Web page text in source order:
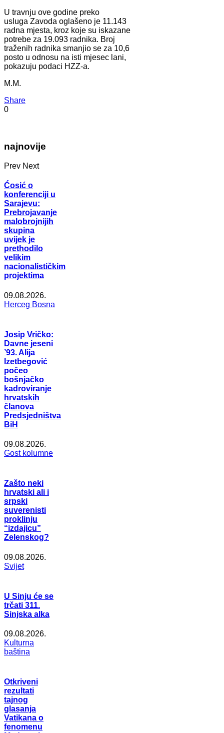
U travnju ove godine preko
usluga Zavoda oglašeno je 11.143
radna mjesta, kroz koje su iskazane
potrebe za 19.093 radnika. Broj
traženih radnika smanjio se za 10,6
posto u odnosu na isti mjesec lani,
pokazuju podaci HZZ-a.
M.M.
Share
0
najnovije
Prev Next
Ćosić o
konferenciji u
Sarajevu:
Prebrojavanje
malobrojnijih
skupina
uvijek je
prethodilo
velikim
nacionalističkim
projektima
09.08.2026.
Herceg Bosna
Josip Vričko:
Davne jeseni
’93. Alija
Izetbegović
počeo
bošnjačko
kadroviranje
hrvatskih
članova
Predsjedništva
BiH
09.08.2026.
Gost kolumne
Zašto neki
hrvatski ali i
srpski
suverenisti
proklinju
“izdajicu”
Zelenskog?
09.08.2026.
Svijet
U Sinju će se
trčati 311.
Sinjska alka
09.08.2026.
Kulturna
baština
Otkriveni
rezultati
tajnog
glasanja
Vatikana o
fenomenu